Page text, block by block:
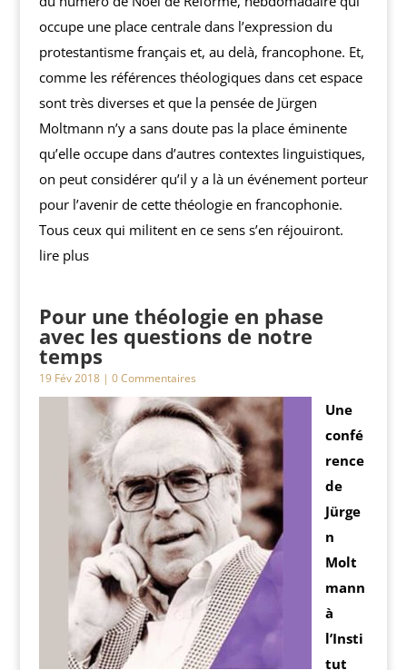
occupe une place centrale dans l’expression du
protestantisme français et, au delà, francophone. Et,
comme les références théologiques dans cet espace
sont très diverses et que la pensée de Jürgen
Moltmann n’y a sans doute pas la place éminente
qu’elle occupe dans d’autres contextes linguistiques,
on peut considérer qu’il y a là un événement porteur
pour l’avenir de cette théologie en francophonie.
Tous ceux qui militent en ce sens s’en réjouiront.
lire plus
Pour une théologie en phase
avec les questions de notre
temps
19 Fév 2018| 0 Commentaires
Une
confé
rence
de
Jürge
n
Molt
mann
à
l’Insti
tut